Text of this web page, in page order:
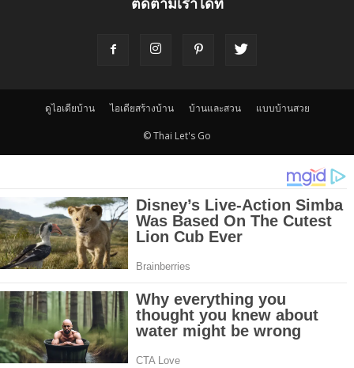
ติดตามเราได้ที่
ดูไอเดียบ้าน ไอเดียสร้างบ้าน บ้านและสวน แบบบ้านสวย
© Thai Let's Go